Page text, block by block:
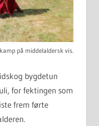
på middelaldersk vis.
bygdetun
for fektingen som
frem førte